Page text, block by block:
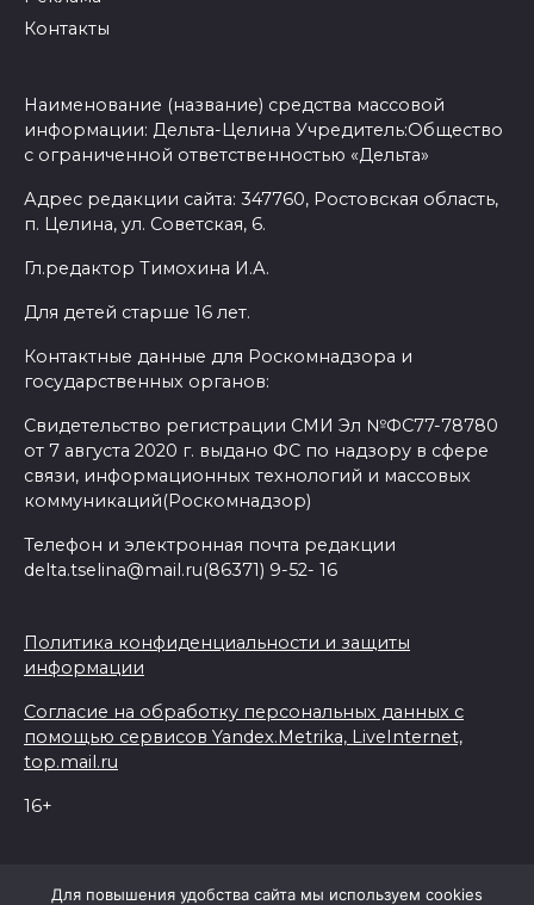
Контакты
Наименование (название) средства массовой
информации: Дельта-Целина Учредитель:Общество
с ограниченной ответственностью «Дельта»
Адрес редакции сайта: 347760, Ростовская область,
п. Целина, ул. Советская, 6.
Гл.редактор Тимохина И.А.
Для детей старше 16 лет.
Контактные данные для Роскомнадзора и
государственных органов:
Свидетельство регистрации СМИ Эл №ФС77-78780
от 7 августа 2020 г. выдано ФС по надзору в сфере
связи, информационных технологий и массовых
коммуникаций(Роскомнадзор)
Телефон и электронная почта редакции
delta.tselina@mail.ru(86371) 9-52- 16
Политика конфиденциальности и защиты
информации
Согласие на обработку персональных данных с
помощью сервисов Yandex.Metrika, LiveInternet,
top.mail.ru
16+
Для повышения удобства сайта мы используем cookies